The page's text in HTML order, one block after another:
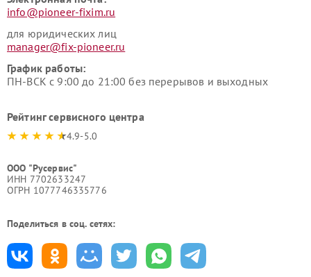
info@pioneer-fixim.ru
для юридических лиц
manager@fix-pioneer.ru
График работы:
ПН-ВСК с 9:00 до 21:00 без перерывов и выходных
Рейтинг сервисного центра
4.9-5.0
ООО "Русервис"
ИНН 7702633247
ОГРН 1077746335776
Поделиться в соц. сетях: